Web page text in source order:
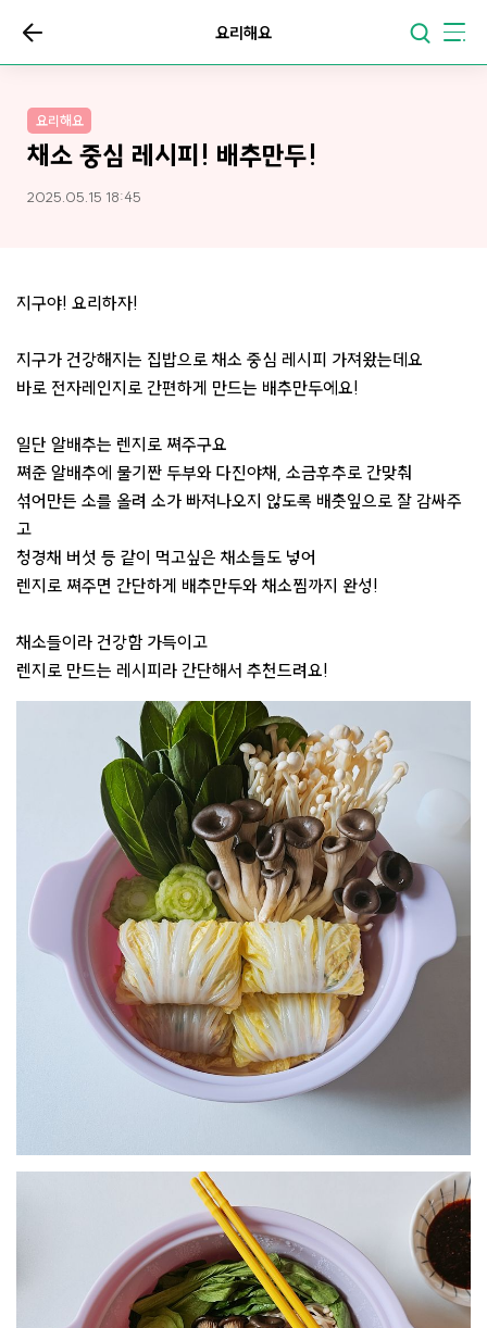
요리해요
요리해요
채소 중심 레시피! 배추만두!
2025.05.15 18:45
지구야! 요리하자!
지구가 건강해지는 집밥으로 채소 중심 레시피 가져왔는데요
바로 전자레인지로 간편하게 만드는 배추만두에요!
일단 알배추는 렌지로 쪄주구요
쪄준 알배추에 물기짠 두부와 다진야채, 소금후추로 간맞춰
섞어만든 소를 올려 소가 빠져나오지 않도록 배춧잎으로 잘 감싸주
고
청경채 버섯 등 같이 먹고싶은 채소들도 넣어
렌지로 쪄주면 간단하게 배추만두와 채소찜까지 완성!
채소들이라 건강함 가득이고
렌지로 만드는 레시피라 간단해서 추천드려요!